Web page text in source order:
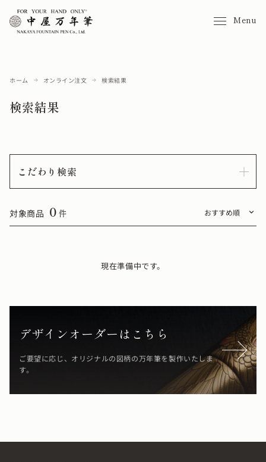
Menu
ホーム オンライン注文 検索結果
検索結果
こだわり検索
対象商品 0 件
現在準備中です。
デザインオーダーはこちら
ご要望に応じ、オリジナルの図柄の万年筆を製作いたしま
す。